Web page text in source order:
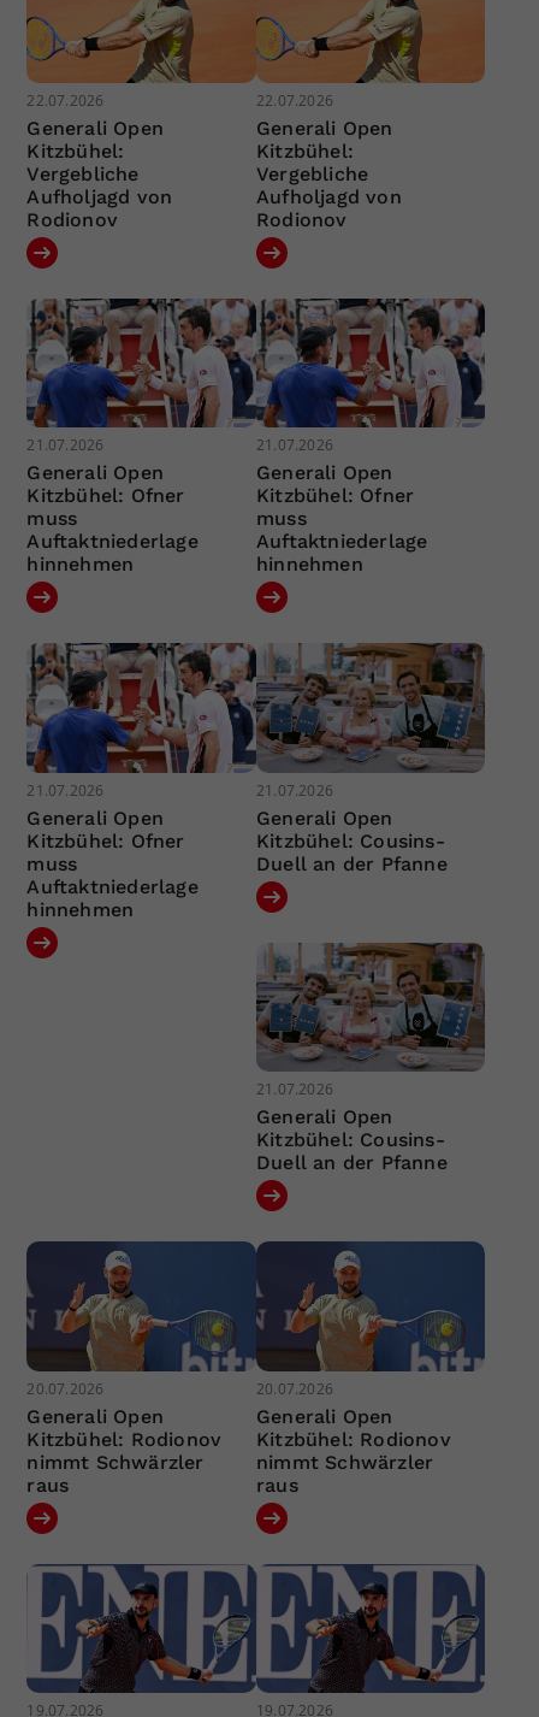
22.07.2026
Generali Open
Kitzbühel:
Vergebliche
Aufholjagd von
Rodionov
22.07.2026
Generali Open
Kitzbühel:
Vergebliche
Aufholjagd von
Rodionov
21.07.2026
Generali Open
Kitzbühel: Ofner
muss
Auftaktniederlage
hinnehmen
21.07.2026
Generali Open
Kitzbühel: Ofner
muss
Auftaktniederlage
hinnehmen
21.07.2026
Generali Open
Kitzbühel: Ofner
muss
Auftaktniederlage
hinnehmen
21.07.2026
Generali Open
Kitzbühel: Cousins-
Duell an der Pfanne
21.07.2026
Generali Open
Kitzbühel: Cousins-
Duell an der Pfanne
20.07.2026
Generali Open
Kitzbühel: Rodionov
nimmt Schwärzler
raus
20.07.2026
Generali Open
Kitzbühel: Rodionov
nimmt Schwärzler
raus
19.07.2026 19.07.2026